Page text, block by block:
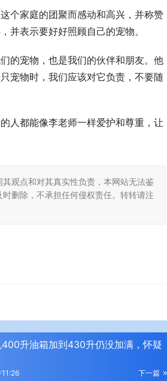
个家庭的团聚而感动和高兴，并称赞
并表示要好好照顾自己的宠物。
的宠物，也是我们的伙伴和朋友。他
宠物时，我们应该对它负责，不要随
人都能像李老师一样爱护和尊重，让
观点和对其真实性负责，本网站无法鉴
删除，不承担任何侵权责任。转转请注
升油箱加到430升仍没加满，怀疑
下一篇